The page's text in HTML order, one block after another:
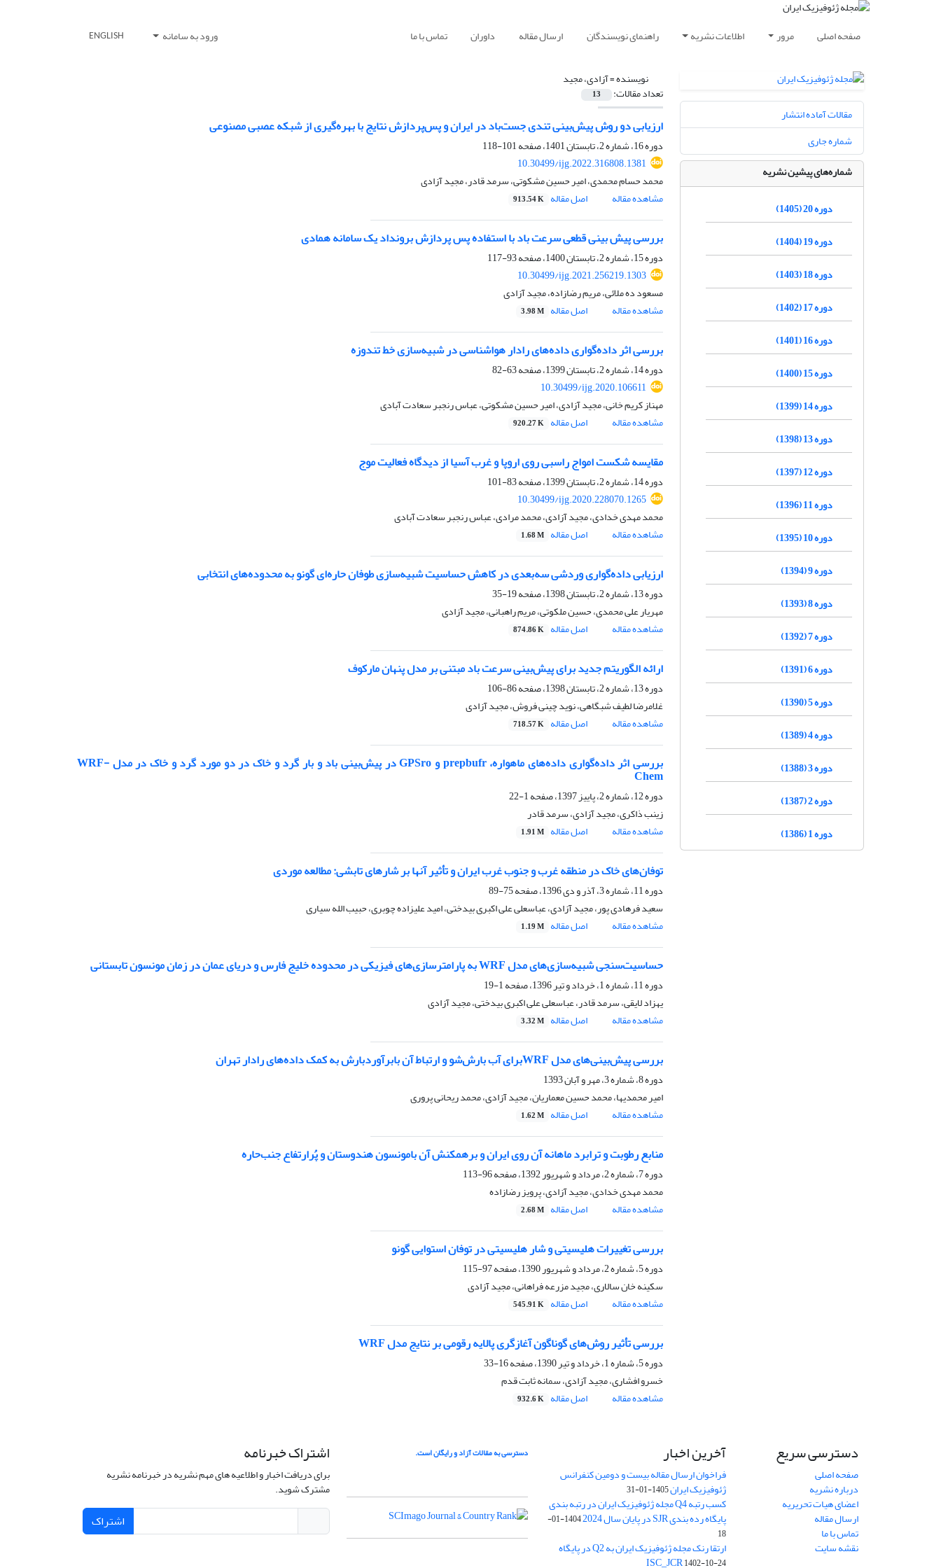
صفحه اصلی مرور اطلاعات نشریه راهنمای نویسندگان ارسال مقاله داوران تماس با ما ورود به سامانه ENGLISH
نویسنده =آزادی، مجید
تعداد مقالات: 13
ارزیابی دو روش پیش‌بینی تندی جست‌باد در ایران و پس‌پردازش نتایج با بهره‌گیری از شبکه عصبی مصنوعی
دوره 16، شماره 2، تابستان 1401، صفحه
101-118
10.30499/ijg.2022.316808.1381
محمد حسام محمدی، امیر حسین مشکوتی، سرمد قادر، مجید آزادی
مشاهده مقاله
اصل مقاله 913.54 K
بررسی پیش بینی قطعی سرعت باد با استفاده پس پردازش برونداد یک سامانه همادی
دوره 15، شماره 2، تابستان 1400، صفحه
93-117
10.30499/ijg.2021.256219.1303
مسعود ده ملائی، مریم رضازاده، مجید آزادی
مشاهده مقاله
اصل مقاله 3.98 M
بررسی اثر داده‌گواری داده‌های رادار هواشناسی در شبیه‌سازی خط تندوزه
دوره 14، شماره 2، تابستان 1399، صفحه
63-82
10.30499/ijg.2020.106611
مهناز کریم خانی، مجید آزادی، امیر حسین مشکوتی، عباس رنجبر سعادت آبادی
مشاهده مقاله
اصل مقاله 920.27 K
مقایسه شکست امواج راسبی روی اروپا و غرب آسیا از دیدگاه فعالیت موج
دوره 14، شماره 2، تابستان 1399، صفحه
83-101
10.30499/ijg.2020.228070.1265
محمد مهدی خدادی، مجید آزادی، محمد مرادی، عباس رنجبر سعادت آبادی
مشاهده مقاله
اصل مقاله 1.68 M
ارزیابی داده‌گواری وردشی سه‌بعدی در کاهش حساسیت شبیه‌سازی طوفان حاره‌ای گونو به محدوده‌های انتخابی
دوره 13، شماره 2، تابستان 1398، صفحه
19-35
مهریار علی محمدی، حسین ملکوتی، مریم راهبانی، مجید آزادی
مشاهده مقاله
اصل مقاله 874.86 K
ارائه الگوریتم جدید برای پیش‌بینی سرعت باد مبتنی بر مدل پنهان مارکوف
دوره 13، شماره 2، تابستان 1398، صفحه
86-106
غلامرضا لطیف شبگاهی، نوید چینی فروش، مجید آزادی
مشاهده مقاله
اصل مقاله 718.57 K
بررسی اثر داده‌گواری داده‌های ماهواره، prepbufr و GPSro در پیش‌بینی باد و بار گرد و خاک در دو مورد گرد و خاک در مدل WRF-
Chem
دوره 12، شماره 2، پاییز 1397، صفحه
1-22
زینب ذاکری، مجید آزادی، سرمد قادر
مشاهده مقاله
اصل مقاله 1.91 M
توفان‌های‌ خاک در منطقه غرب و جنوب غرب ایران و تأثیر آنها بر شار‌های تابشی: مطالعه موردی
دوره 11، شماره 3، آذر و دی 1396، صفحه
75-89
سعید فرهادی پور، مجید آزادی، عباسعلی علی اکبری بیدختی، امید علیزاده چوبری، حبیب الله سیاری
مشاهده مقاله
اصل مقاله 1.19 M
حساسیت‌سنجی شبیه‌سازی‌های مدل WRF به پارامترسازی‌های فیزیکی در محدوده خلیج فارس و دریای عمان در زمان مونسون تابستانی
دوره 11، شماره 1، خرداد و تیر 1396، صفحه
1-19
یهزاد لایقی، سرمد قادر، عباسعلی علی اکبری بیدختی، مجید آزادی
مشاهده مقاله
اصل مقاله 3.32 M
بررسی پیش‌بینی‌‌‌های مدل WRFبرای آب بارش‌شو و ارتباط آن بابرآوردبارش به کمک داده‌های رادار تهران
دوره 8، شماره 3، مهر و آبان 1393
امیر محمدیها، محمد حسین معماریان، مجید آزادی، محمد ریحانی پروری
مشاهده مقاله
اصل مقاله 1.62 M
منابع رطوبت و ترابرد ماهانه آن روی ایران و برهمکنش آن بامونسون هندوستان و پُرارتفاع جنب‌حاره‌‌
دوره 7، شماره 2، مرداد و شهریور 1392، صفحه
96-113
محمد مهدی خدادی، مجید آزادی، پرویز رضازاده
مشاهده مقاله
اصل مقاله 2.68 M
بررسی تغییرات هلیسیتی و شار هلیسیتی در توفان استوایی گونو
دوره 5، شماره 2، مرداد و شهریور 1390، صفحه
97-115
سکینه خان سالاری، مجید مزرعه فراهانی، مجید آزادی
مشاهده مقاله
اصل مقاله 545.91 K
بررسی تأثیر روش‌های گوناگون آغازگری پالایه رقومی بر نتایج مدل‌ WRF
دوره 5، شماره 1، خرداد و تیر 1390، صفحه
16-33
خسرو افشاری، مجید آزادی، سمانه ثابت قدم
مشاهده مقاله
اصل مقاله 932.6 K
مقالات آماده انتشار
شماره جاری
شماره‌های پیشین نشریه
دوره 20 (1405)
دوره 19 (1404)
دوره 18 (1403)
دوره 17 (1402)
دوره 16 (1401)
دوره 15 (1400)
دوره 14 (1399)
دوره 13 (1398)
دوره 12 (1397)
دوره 11 (1396)
دوره 10 (1395)
دوره 9 (1394)
دوره 8 (1393)
دوره 7 (1392)
دوره 6 (1391)
دوره 5 (1390)
دوره 4 (1389)
دوره 3 (1388)
دوره 2 (1387)
دوره 1 (1386)
دسترسی سریع
صفحه اصلی
درباره نشریه
اعضای هیات تحریریه
ارسال مقاله
تماس با ما
نقشه سایت
آخرین اخبار
فراخوان ارسال مقاله بیست و دومین کنفرانس
ژئوفیزیک ایران1405-01-31
کسب رتبه Q4 مجله ژئوفیزیک ایران در رتبه بندی
پایگاه رده بندی SJR در پایان سال 2024
1404-01-
18
ارتقا رنک مجله ژئوفیزیک ایران به Q2 در پایگاه
ISC_JCR1402-10-24
دسترسی به مقالات آزاد و رایگان است. اشتراک خبرنامه
برای دریافت اخبار و اطلاعیه های مهم نشریه در خبرنامه نشریه
مشترک شوید.
اشتراک